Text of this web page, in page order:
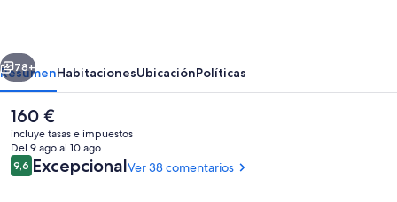
Siguiente
78+
ResumenHabitacionesUbicaciónPolíticas
El
precio
actual
es
de
160 €
incluye tasas e impuestos
Del 9 ago al 10 ago
Comentarios
9,69,6 de 10
ExcepcionalVer 38 comentarios